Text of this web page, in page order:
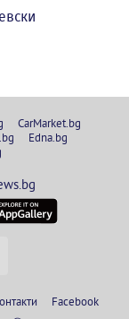
CarMarket.bg
Edna.bg
Facebook